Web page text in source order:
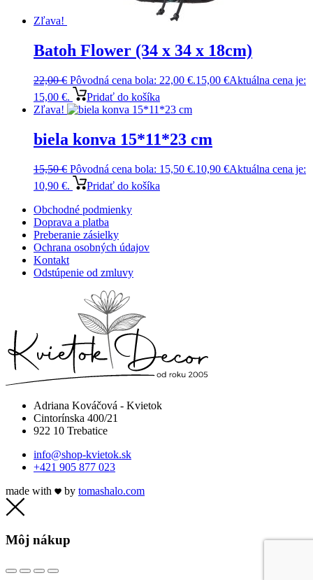
Zľava!
Batoh Flower (34 x 34 x 18cm)
22,00€ Pôvodná cena bola: 22,00 €.15,00 €Aktuálna cena je:
15,00 €.
Pridať do košíka
Zľava!
biela konva 15*11*23 cm
15,50€ Pôvodná cena bola: 15,50 €.10,90 €Aktuálna cena je:
10,90 €.
Pridať do košíka
Obchodné podmienky
Doprava a platba
Preberanie zásielky
Ochrana osobných údajov
Kontakt
Odstúpenie od zmluvy
Adriana Kováčová - Kvietok
Cintorínska 400/21
922 10 Trebatice
info@shop-kvietok.sk
+421 905 877 023
made with
by tomashalo.com
Môj nákup